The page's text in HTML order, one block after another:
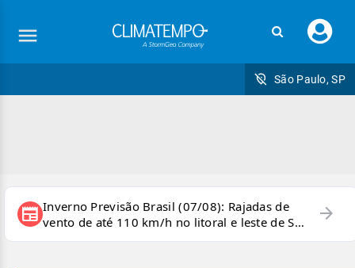
seu
São Paulo, SP
newspaper Inverno Previsão Brasil (07/08): Rajadas de
vento de até 110 km/h no litoral e leste de SP
e sul do RJ
arrow_forward